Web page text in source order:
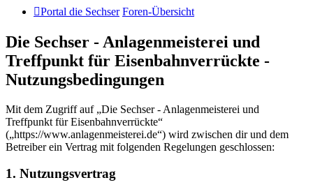
Portal die Sechser Foren-Übersicht
Die Sechser - Anlagenmeisterei und
Treffpunkt für Eisenbahnverrückte -
Nutzungsbedingungen
Mit dem Zugriff auf „Die Sechser - Anlagenmeisterei und
Treffpunkt für Eisenbahnverrückte“
(„https://www.anlagenmeisterei.de“) wird zwischen dir und dem
Betreiber ein Vertrag mit folgenden Regelungen geschlossen:
1. Nutzungsvertrag